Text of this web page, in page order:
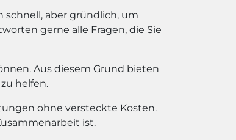
schnell, aber gründlich, um
gerne alle Fragen, die Sie
Aus diesem Grund bieten
helfen.
ohne versteckte Kosten.
ist.